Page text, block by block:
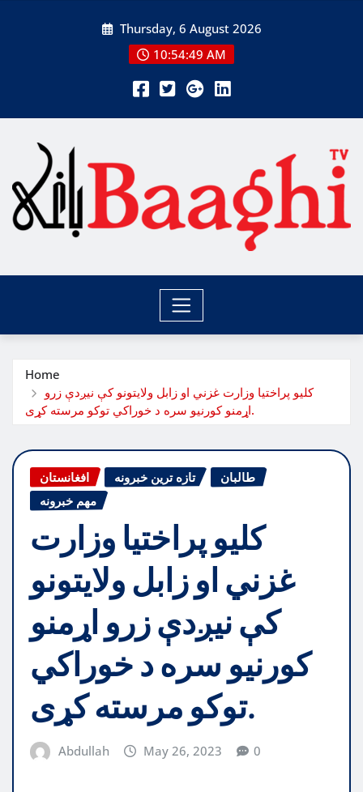
Thursday, 6 August 2026
10:54:50 AM
Home
کلیو پراختیا وزارت غزني او زابل ولایتونو کې نیږدې زرو
اړمنو کورنیو سره د خوراکي توکو مرسته کړی.
افغانستان تازه ترین خبرونه
طالبان
مهم خبرونه
کلیو پراختیا وزارت
غزني او زابل ولایتونو
کې نیږدې زرو اړمنو
کورنیو سره د خوراکي
توکو مرسته کړی.
Abdullah May 26, 2023 0